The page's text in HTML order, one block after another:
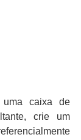
caixa de
crie um